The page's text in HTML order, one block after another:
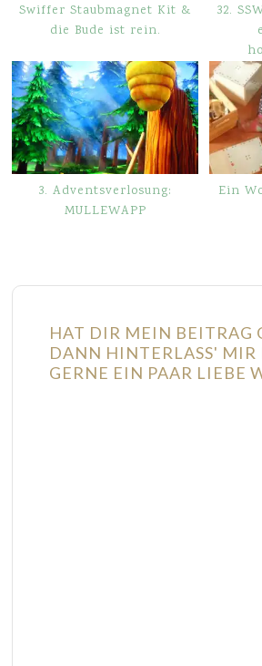
Swiffer Staubmagnet Kit &
die Bude ist rein.
32.
3. Adventsverlosung:
MULLEWAPP
Ein
HAT DIR MEIN BEITRAG
DANN HINTERLASS' MIR
GERNE EIN PAAR LIEBE